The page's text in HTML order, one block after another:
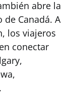
abre la
Canadá. A
los viajeros
conectar